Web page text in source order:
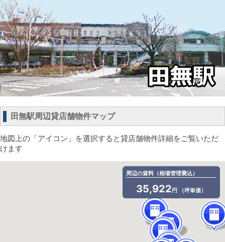
田無駅周辺貸店舗物件マップ
地図上の「アイコン」を選択すると貸店舗物件詳細をご覧いただ
けます
周辺の賃料（相場管理費込）
35,922円 （坪単価）